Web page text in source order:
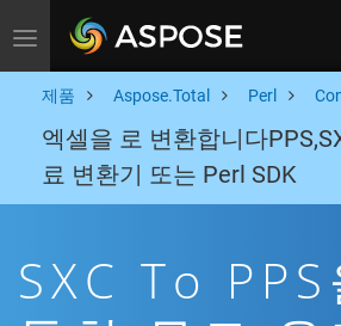
Toggle navigation
제품 Aspose.Total Perl
엑셀을 로 변환합니다
료 변환기 또는 Perl SDK
SXC To